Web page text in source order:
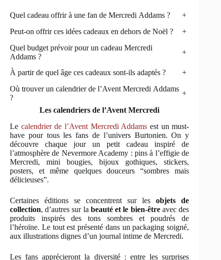
Quel cadeau offrir à une fan de Mercredi Addams ?
+
Peut-on offrir ces idées cadeaux en dehors de Noël ?
+
Quel budget prévoir pour un cadeau Mercredi
Addams ?
+
À partir de quel âge ces cadeaux sont-ils adaptés ?
+
Où trouver un calendrier de l’Avent Mercredi Addams
?
+
Les calendriers de l’Avent Mercredi
Le calendrier de l’Avent Mercredi Addams est un must-
have pour tous les fans de l’univers Burtonien. On y
découvre chaque jour un petit cadeau inspiré de
l’atmosphère de Nevermore Academy : pins à l’effigie de
Mercredi, mini bougies, bijoux gothiques, stickers,
posters, et même quelques douceurs “sombres mais
délicieuses”.
Certaines éditions se concentrent sur lesobjets de
collection, d’autres sur la beauté et le bien-êtreavec des
produits inspirés des tons sombres et poudrés de
l’héroïne. Le tout est présenté dans un packaging soigné,
aux illustrations dignes d’un journal intime de Mercredi.
Les fans apprécieront la diversité : entre les surprises